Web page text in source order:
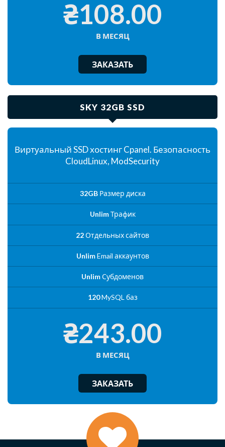
₴108.00
В МЕСЯЦ
ЗАКАЗАТЬ
SKY 32GB SSD
Виртуальный SSD хостинг Cpanel. Безопасность
CloudLinux, ModSecurity
32GBРазмер диска
UnlimТрафик
22Отдельных сайтов
UnlimEmail аккаунтов
UnlimСубдоменов
120MySQL баз
₴243.00
В МЕСЯЦ
ЗАКАЗАТЬ